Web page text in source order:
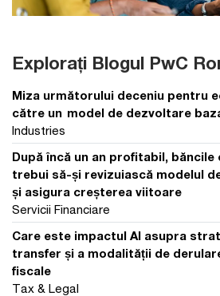
Explorați Blogul PwC
Miza următorului deceniu pentru
către un model de dezvoltare
Industries
După încă un an profitabil,
trebui să-și revizuiască modelul
și asigura creșterea viitoare
Servicii Financiare
Care este impactul AI asupra
transfer și a modalității de
fiscale
Tax & Legal